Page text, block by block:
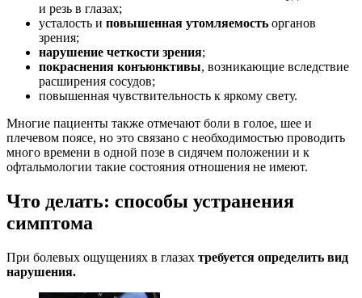
и резь в глазах;
усталость и повышенная утомляемость органов
зрения;
нарушение четкости зрения;
покраснения конъюнктивы, возникающие вследствие
расширения сосудов;
повышенная чувствительность к яркому свету.
Многие пациенты также отмечают боли в голое, шее и
плечевом поясе, но это связано с необходимостью проводить
много времени в одной позе в сидячем положении и к
офтальмологии такие состояния отношения не имеют.
Что делать: способы устранения
симптома
При болевых ощущениях в глазах требуется определить вид
нарушения.